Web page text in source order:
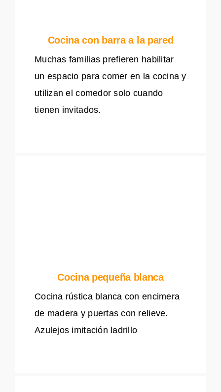
Cocina con barra a la pared
Muchas familias prefieren habilitar
un espacio para comer en la cocina y
utilizan el comedor solo cuando
tienen invitados.
Cocina pequeña blanca
Cocina rústica blanca con encimera
de madera y puertas con relieve.
Azulejos imitación ladrillo